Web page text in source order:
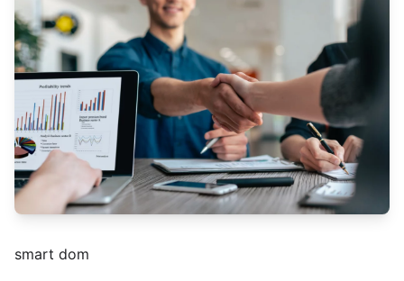
smart dom